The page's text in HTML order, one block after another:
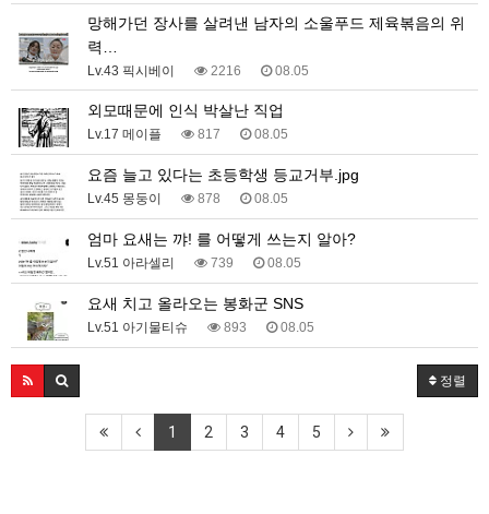
망해가던 장사를 살려낸 남자의 소울푸드 제육볶음의 위
력…
Lv.43 픽시베이 2216 08.05
외모때문에 인식 박살난 직업
Lv.17 메이플 817 08.05
요즘 늘고 있다는 초등학생 등교거부.jpg
Lv.45 몽둥이 878 08.05
엄마 요새는 꺄! 를 어떻게 쓰는지 알아?
Lv.51 아라셀리 739 08.05
요새 치고 올라오는 봉화군 SNS
Lv.51 아기물티슈 893 08.05
정렬
1 2 3 4 5